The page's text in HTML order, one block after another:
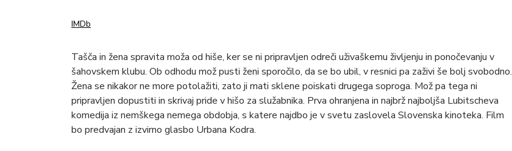
IMDb
Tašča in žena spravita moža od hiše, ker se ni pripravljen odreči uživaškemu življenju in ponočevanju v
šahovskem klubu. Ob odhodu mož pusti ženi sporočilo, da se bo ubil, v resnici pa zaživi še bolj svobodno.
Žena se nikakor ne more potolažiti, zato ji mati sklene poiskati drugega soproga. Mož pa tega ni
pripravljen dopustiti in skrivaj pride v hišo za služabnika. Prva ohranjena in najbrž najboljša Lubitscheva
komedija iz nemškega nemega obdobja, s katere najdbo je v svetu zaslovela Slovenska kinoteka. Film
bo predvajan z izvirno glasbo Urbana Kodra.